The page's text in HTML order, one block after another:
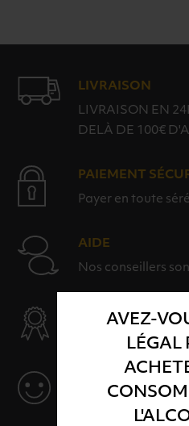
AVEZ-
LÉGAL
LIVRAISON
LIVRAISON EN
DELÀ DE 100€
PAIEMENT
Payer en toute
AIDE
Nos conseillers
SÉLECTION &
Des produits
Des solutions